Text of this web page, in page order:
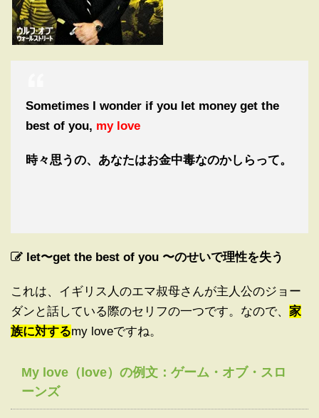
Sometimes I wonder if you let money get the
best of you, my love
時々思うの、あなたはお金中毒なのかしらって。
let〜get the best of you 〜のせいで理性を失う
これは、イギリス人のエマ叔母さんが主人公のジョー
ダンと話している際のセリフの一つです。なので、 家
族に対するmy loveですね。
My love（love）の例文：ゲーム・オブ・スロ
ーンズ